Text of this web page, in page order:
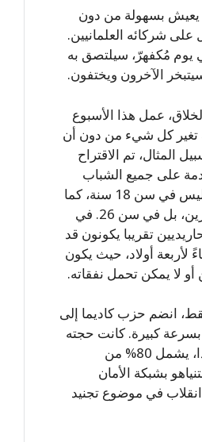
يعيش بسهولة من دون
على شركائه العلمانيين.
يوم مُكفهرّ، سيلتصق به
سيتبخر الآخرون ويختفون.
عمل هذا الأسبوع
تغير كل شيء من دون أن
المثال، تم الاقتراح
على جميع الشباب
الحاريديين، ولكن ليس في سن 18 سنة، كما
هي الحال مع الآخرين، بل في سن 26. في
تقريبا يكونون قد
لأربعة أولاد، حيث يكون
لا يمكن تحمل نفقاته.
انضم حزب كاديما إلى
بسرعة كبيرة. كانت حجته
أن ائتلافًا كبيرًا كهذا، يشمل 80% من
بشبكة الأمان
في موضوع تجنيد